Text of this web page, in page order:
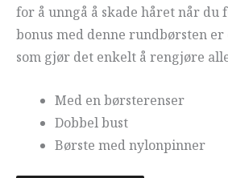
for å unngå å skade håret når du
bonus med denne rundbørsten
som gjør det enkelt å rengjøre
Med en børsterenser
Dobbel bust
Børste med nylonpinner